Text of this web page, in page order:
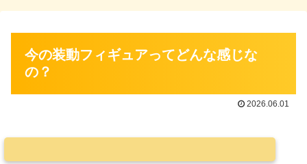
今の装動フィギュアってどんな感じな
の？
2026.06.01